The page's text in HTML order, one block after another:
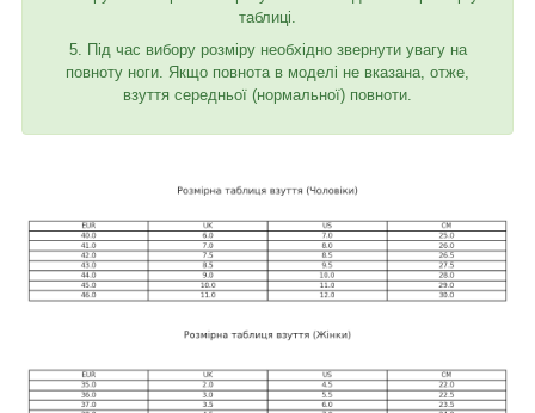
таблиці.
5. Під час вибору розміру необхідно звернути увагу на
повноту ноги. Якщо повнота в моделі не вказана, отже,
взуття середньої (нормальної) повноти.